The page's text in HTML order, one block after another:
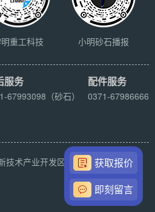
重工科技 小明砂石播报
服务
67993098（砂石）
配件服务
0371-67986666
技术产业开发区科学大道169号
获取报价
即刻留言